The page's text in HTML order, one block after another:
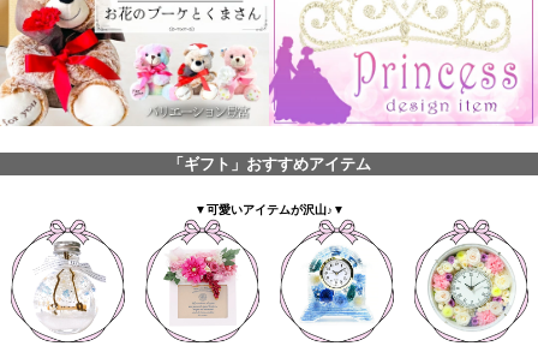
「ギフト」おすすめアイテム
▼可愛いアイテムが沢山♪▼